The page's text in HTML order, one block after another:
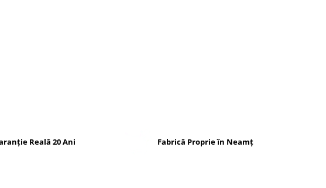
Reală 20 Ani Fabrică Proprie în Neamț